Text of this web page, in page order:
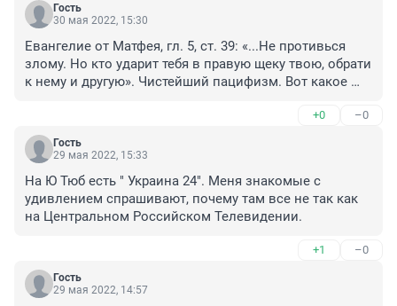
Гость
30 мая 2022, 15:30
Евангелие от Матфея, гл. 5, ст. 39: «...Не противься
злому. Но кто ударит тебя в правую щеку твою, обрати
к нему и другую». Чистейший пацифизм. Вот какое
+0 –0
Гость
29 мая 2022, 15:33
На Ю Тюб есть " Украина 24". Меня знакомые с
удивлением спрашивают, почему там все не так как
на Центральном Российском Телевидении.
+1 –0
Гость
29 мая 2022, 14:57